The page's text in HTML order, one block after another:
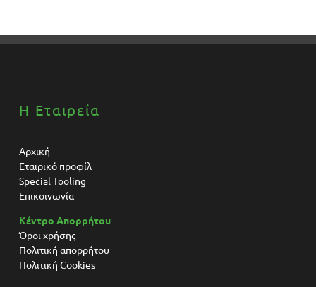
Η Εταιρεία
Αρχική
Εταιρικό προφίλ
Special Tooling
Επικοινωνία
Κέντρο Απορρήτου
Όροι χρήσης
Πολιτική απορρήτου
Πολιτική Cookies